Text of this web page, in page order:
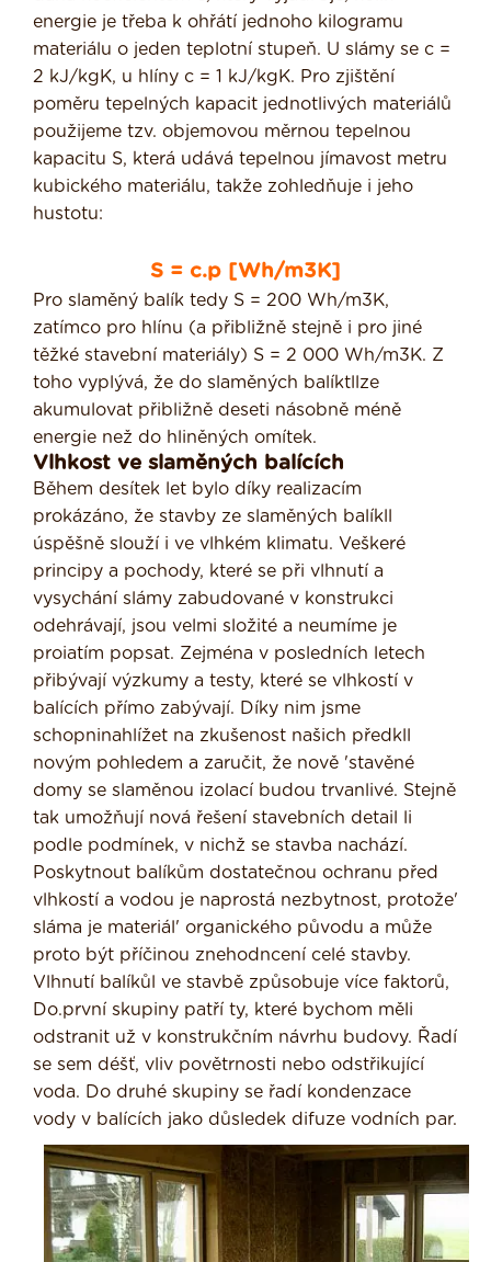
energie je třeba k ohřátí jednoho kilogramu
materiálu o jeden tep­lotní stupeň. U slámy se c =
2 kJ/kgK, u hlíny c = 1 kJ/kgK. Pro zjištění
poměru tepelných kapacit jednotlivých materiálů
použijeme tzv. objemovou měrnou tepel­nou
kapacitu S, která udává tepelnou jímavost metru
kubického materiálu, takže zohledňuje i jeho
hustotu:
S = c.p [Wh/m3K]
Pro slaměný balík tedy S = 200 Wh/m3K,
zatímco pro hlínu (a přibližně stejně i pro jiné
těžké stavební materiály) S = 2 000 Wh/m3K. Z
toho vyplývá, že do slaměných balíktllze
akumulovat přibližně deseti násobně méně
energie než do hliněných omítek.
Vlhkost ve slaměných balících
Během desítek let bylo díky realizacím
prokázáno, že stavby ze slaměných balíkll
úspěšně slouží i ve vlhkém klimatu. Veškeré
principy a pochody, které se při vlhnutí a
vysychání slámy zabudované v konstrukci
odehrávají, jsou velmi složité a neumíme je
proiatím popsat. Zejména v posledních letech
přibývají výzkumy a testy, které se vlhkostí v
balících přímo zabývají. Díky nim jsme
schopninahlížet na zkušenost našich předkll
novým pohle­dem a zaručit, že nově 'stavěné
domy se slaměnou izolací budou trvanlivé. Stejně
tak umožňují nová řešení stavebních detail li
podle podmínek, v nichž se stavba nachází.
Poskytnout balíkům dostatečnou ochranu před
vlhkostí a vodou je napro­stá nezbytnost, protože'
sláma je materiál' organického původu a může
proto být pří­činou znehodncení celé stavby.
Vlhnutí balíkůl ve stavbě způsobuje více faktorů,
Do.první skupiny patří ty, které bychom měli
odstranit už v konstruk­čním návrhu budovy. Řadí
se sem déšť, vliv povětrnosti nebo odstřikující
voda. Do druhé skupiny se řadí kondenzace
vody v balících jako důsledek difuze vodních par.